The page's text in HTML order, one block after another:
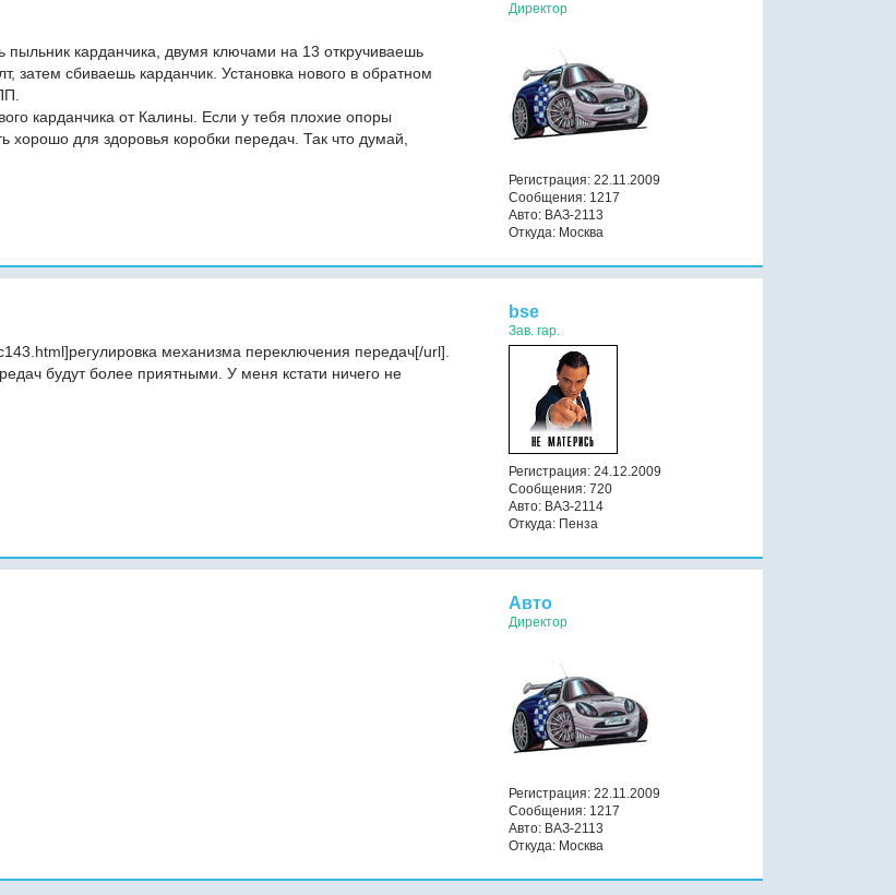
Директор
Регистрация: 22.11.2009
Сообщения: 1217
Авто: ВАЗ-2113
Откуда: Москва
карданчика, двумя ключами на 13 откручиваешь
затем сбиваешь карданчик. Установка нового в обратном
карданчика от Калины. Если у тебя плохие опоры
хорошо для здоровья коробки передач. Так что думай,
bse
Зав. гар.
Регистрация: 24.12.2009
Сообщения: 720
Авто: ВАЗ-2114
Откуда: Пенза
механизма переключения передач[/url].
будут более приятными. У меня кстати ничего не
Авто
Директор
Регистрация: 22.11.2009
Сообщения: 1217
Авто: ВАЗ-2113
Откуда: Москва